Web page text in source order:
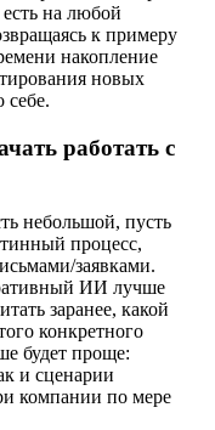
на любой
к примеру
накопление
новых
себе.
работать с
небольшой, пусть
процесс,
заявками.
ИИ лучше
заранее, какой
конкретного
будет проще:
и сценарии
компании по мере